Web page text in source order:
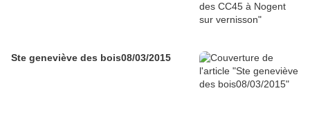
Ste geneviève des bois08/03/2015